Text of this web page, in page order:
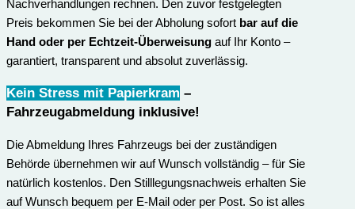
Nachverhandlungen rechnen. Den zuvor festgelegten
Preis bekommen Sie bei der Abholung sofort bar auf die
Hand oder per Echtzeit-Überweisung auf Ihr Konto –
garantiert, transparent und absolut zuverlässig.
Kein Stress mit Papierkram –
Fahrzeugabmeldung inklusive!
Die Abmeldung Ihres Fahrzeugs bei der zuständigen
Behörde übernehmen wir auf Wunsch vollständig – für Sie
natürlich kostenlos. Den Stilllegungsnachweis erhalten Sie
auf Wunsch bequem per E-Mail oder per Post. So ist alles